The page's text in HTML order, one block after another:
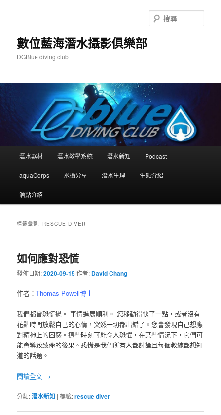
數位藍海潛水攝影俱樂部
DGBlue diving club
尋
潛水器材 潛水教學系統 潛水新知 Podcast
aquaCorps 水攝分享 潛水生理 生態介紹
潛點介紹
標籤彙整: RESCUE DIVER
如何應對恐慌
發佈日期:2020-09-15作者: David Chang
作者：Thomas Powell博士
我們都曾恐慌過。 事情進展順利。 您移動得快了一點，或者沒有
花點時間放鬆自己的心情，突然一切都出錯了。您會發現自己想應
對精神上的困惑。這些時刻可能令人恐懼，在某些情況下，它們可
能會導致致命的後果。恐慌是我們所有人都討論且每個教練都想知
道的話題。
閱讀全文 →
分類:潛水新知 |標籤:rescue diver